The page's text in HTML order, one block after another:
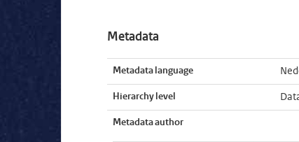
Metadata
Metadata language
Hierarchy level
Metadata author